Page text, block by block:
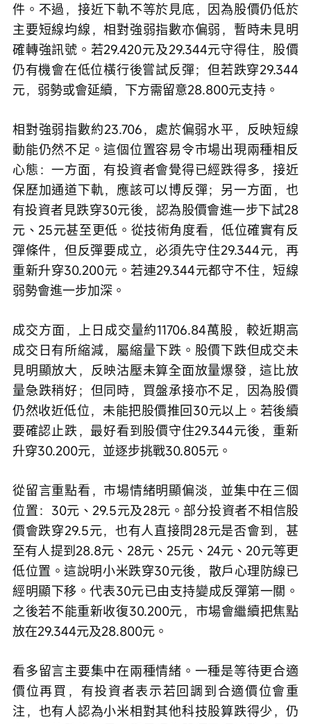
件。不過，接近下軌不等於見底，因為股價仍低於
主要短線均線，相對強弱指數亦偏弱，暫時未見明
確轉強訊號。若29.420元及29.344元守得住，股價
仍有機會在低位橫行後嘗試反彈；但若跌穿29.344
元，弱勢或會延續，下方需留意28.800元支持。
相對強弱指數約23.706，處於偏弱水平，反映短線
動能仍然不足。這個位置容易令市場出現兩種相反
心態：一方面，有投資者會覺得已經跌得多，接近
保歷加通道下軌，應該可以博反彈；另一方面，也
有投資者見跌穿30元後，認為股價會進一步下試28
元、25元甚至更低。從技術角度看，低位確實有反
彈條件，但反彈要成立，必須先守住29.344元，再
重新升穿30.200元。若連29.344元都守不住，短線
弱勢會進一步加深。
成交方面，上日成交量約11706.84萬股，較近期高
成交日有所縮減，屬縮量下跌。股價下跌但成交未
見明顯放大，反映沽壓未算全面放量爆發，這比放
量急跌稍好；但同時，買盤承接亦不足，因為股價
仍然收近低位，未能把股價推回30元以上。若後續
要確認止跌，最好看到股價守住29.344元後，重新
升穿30.200元，並逐步挑戰30.805元。
從留言重點看，市場情緒明顯偏淡，並集中在三個
位置：30元、29.5元及28元。部分投資者不相信股
價會跌穿29.5元，也有人直接問28元是否會到，甚
至有人提到28.8元、28元、25元、24元、20元等更
低位置。這說明小米跌穿30元後，散戶心理防線已
經明顯下移。代表30元已由支持變成反彈第一關。
之後若不能重新收復30.200元，市場會繼續把焦點
放在29.344元及28.800元。
看多留言主要集中在兩種情緒。一種是等待更合適
價位再買，有投資者表示若回調到合適價位會重
注，也有人認為小米相對其他科技股算跌得少，仍